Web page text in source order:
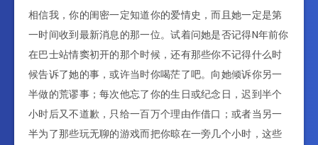
相信我，你的闺密一定知道你的爱情史，而且她一定是第
一时间收到最新消息的那一位。试着问她是否记得N年前你
在巴士站情窦初开的那个时候，还有那些你不记得什么时
候告诉了她的事，或许当时你喝茫了吧。向她倾诉你另一
半做的荒谬事；每次他忘了你的生日或纪念日，迟到半个
小时后又不道歉，只给一百万个理由作借口；或者当另一
半为了那些玩无聊的游戏而把你晾在一旁几个小时，这些